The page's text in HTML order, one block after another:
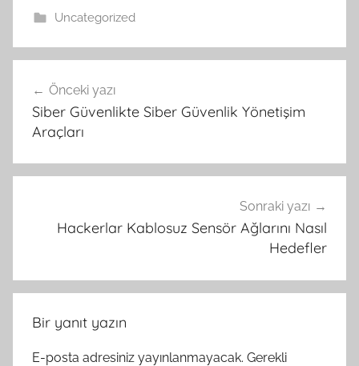
Uncategorized
gezinmesi
Önceki yazı
Siber Güvenlikte Siber Güvenlik Yönetişim
Araçları
Sonraki yazı
Hackerlar Kablosuz Sensör Ağlarını Nasıl
Hedefler
Bir yanıt yazın
E-posta adresiniz yayınlanmayacak. Gerekli